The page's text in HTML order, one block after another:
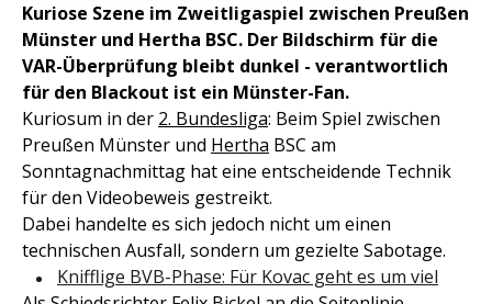
Kuriose Szene im Zweitligaspiel zwischen Preußen
Münster und Hertha BSC. Der Bildschirm für die
VAR-Überprüfung bleibt dunkel - verantwortlich
für den Blackout ist ein Münster-Fan.
Kuriosum in der 2. Bundesliga: Beim Spiel zwischen
Preußen Münster und Hertha BSC am
Sonntagnachmittag hat eine entscheidende Technik
für den Videobeweis gestreikt.
Dabei handelte es sich jedoch nicht um einen
technischen Ausfall, sondern um gezielte Sabotage.
Knifflige BVB-Phase: Für Kovac geht es um viel